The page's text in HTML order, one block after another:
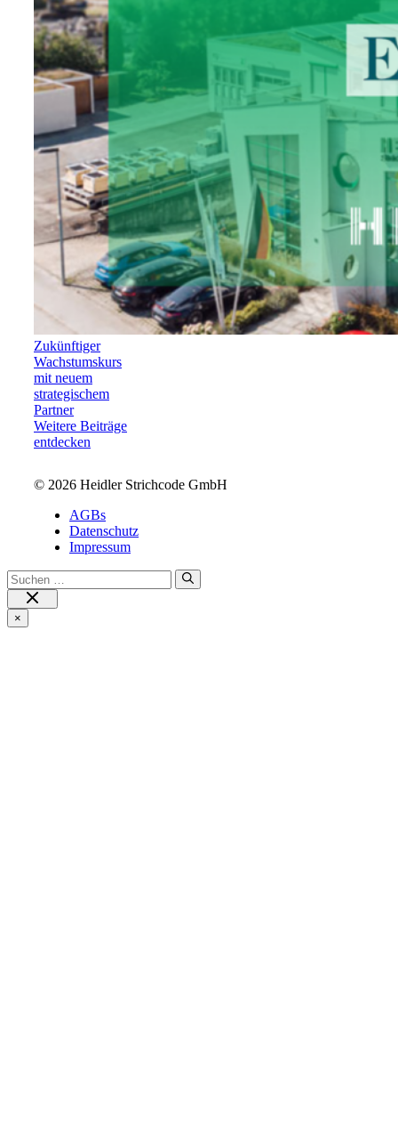
Zukünftiger
Wachstumskurs
mit neuem
strategischem
Partner
Weitere Beiträge
entdecken
© 2026 Heidler Strichcode GmbH
AGBs
Datenschutz
Impressum
Suchen
nach:
Close
×